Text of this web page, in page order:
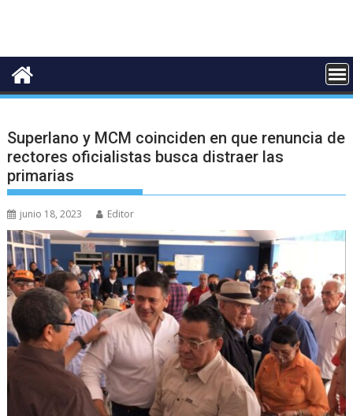
Superlano y MCM coinciden en que renuncia de
rectores oficialistas busca distraer las
primarias
junio 18, 2023 Editor